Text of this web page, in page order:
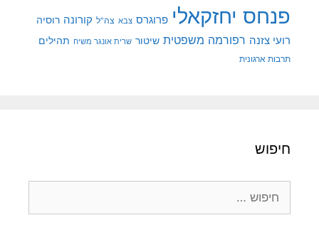
פנחס יחזקאלי פרוגרס צבא צה"ל קורונה רוסיה
רועי צזנה רפורמה משפטית שיטור שרית אונגר משיח תהילים
תרבות ארגונית
חיפוש